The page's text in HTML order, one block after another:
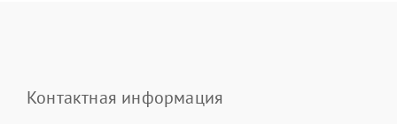
Контактная информация